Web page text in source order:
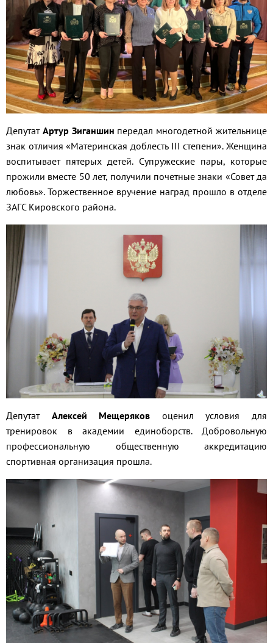
Депутат Артур Зиганшин передал многодетной жительнице
знак отличия «Материнская доблесть III степени». Женщина
воспитывает пятерых детей. Супружеские пары, которые
прожили вместе 50 лет, получили почетные знаки «Совет да
любовь». Торжественное вручение наград прошло в отделе
ЗАГС Кировского района.
Депутат Алексей Мещеряков оценил условия для
тренировок в академии единоборств. Добровольную
профессиональную общественную аккредитацию
спортивная организация прошла.